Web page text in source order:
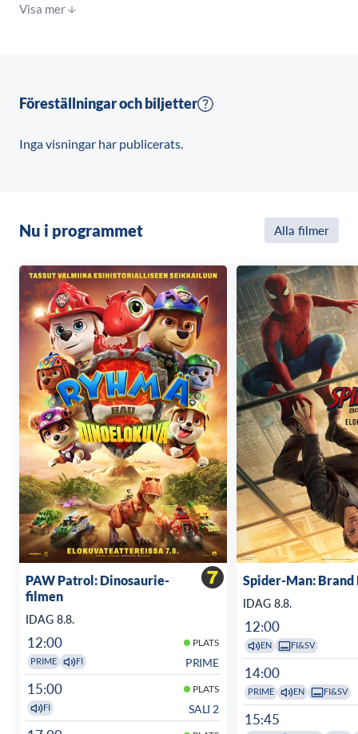
Kagasoff, Spencer Neville och Nick Hargrove.
Visa mer
Föreställningar och biljetter
Inga visningar har publicerats.
Nu i programmet Alla filmer
PAW Patrol: Dinosaurie-
filmen
IDAG 8.8.
12:00 PLATS
PRIME FI PRIME
15:00 PLATS
FI SALI 2
Spider-Man: Brand
IDAG 8.8.
12:00
EN FI&SV
14:00
PRIME EN FI&SV
15:45